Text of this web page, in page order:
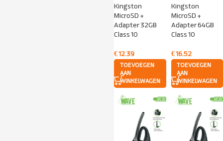
Kingston
MicroSD +
Adapter 32GB
Class 10
€12.39
TOEVOEGEN
AAN
WINKELWAGEN
Kingston
MicroSD +
Adapter 64GB
Class 10
€16.52
TOEVOEGEN
AAN
WINKELWAGEN